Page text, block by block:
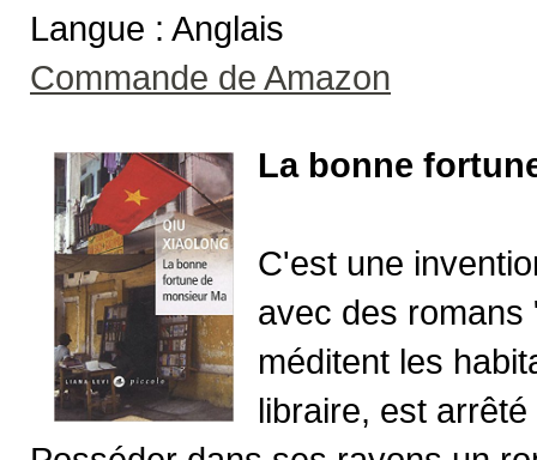
Langue : Anglais
Commande de Amazon
La bonne
C'est une
avec des romans
méditent les
libraire, est